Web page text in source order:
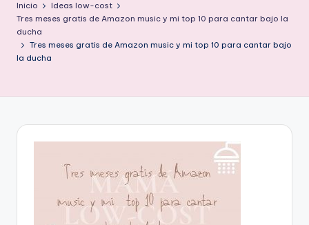
morir
en
el
intento
Inicio
Ideas low-cost
Tres meses gratis de Amazon music y mi top 10 para cantar bajo la
ducha
Tres meses gratis de Amazon music y mi top 10 para cantar bajo
la ducha